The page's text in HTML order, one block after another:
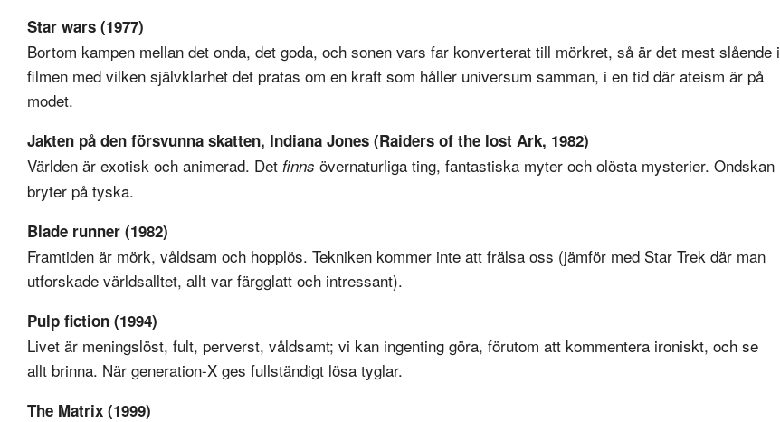
Star wars (1977)
Bortom kampen mellan det onda, det goda, och sonen vars far konverterat till mörkret, så är det mest slående i
filmen med vilken självklarhet det pratas om en kraft som håller universum samman, i en tid där ateism är på
modet.
Jakten på den försvunna skatten, Indiana Jones (Raiders of the lost Ark, 1982)
Världen är exotisk och animerad. Det finns övernaturliga ting, fantastiska myter och olösta mysterier. Ondskan
bryter på tyska.
Blade runner (1982)
Framtiden är mörk, våldsam och hopplös. Tekniken kommer inte att frälsa oss (jämför med Star Trek där man
utforskade världsalltet, allt var färgglatt och intressant).
Pulp fiction (1994)
Livet är meningslöst, fult, perverst, våldsamt; vi kan ingenting göra, förutom att kommentera ironiskt, och se
allt brinna. När generation-X ges fullständigt lösa tyglar.
The Matrix (1999)